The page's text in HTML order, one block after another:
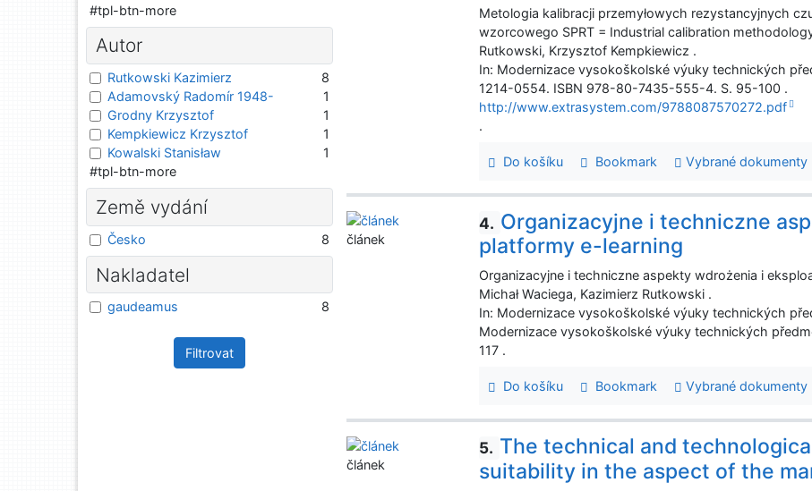
Metologia kalibracji przemyłowych rezystancyjnych
wzorcowego SPRT = Industrial calibration
Rutkowski, Krzysztof Kempkiewicz .
In: Modernizace vysokoškolské výuky technických
1214-0554. ISBN 978-80-7435-555-4. S. 95-100 .
http://www.extrasystem.com/9788087570272.pdf
.
Do košíku Bookmark Vybrané dokumenty
4. Organizacyjne i techniczne
platformy e-learning
Organizacyjne i techniczne aspekty wdrożenia i
Michał Waciega, Kazimierz Rutkowski .
In: Modernizace vysokoškolské výuky technických
Modernizace vysokoškolské výuky technických
117 .
Do košíku Bookmark Vybrané dokumenty
článek
5. The technical and
suitability in the aspect of the
článek
#tpl-btn-more
Autor
Rutkowski Kazimierz
8
Adamovský Radomír 1948-
1
Grodny Krzysztof
1
Kempkiewicz Krzysztof
1
Kowalski Stanisław
1
#tpl-btn-more
Země vydání
Česko 8
Nakladatel
gaudeamus 8
Filtrovat